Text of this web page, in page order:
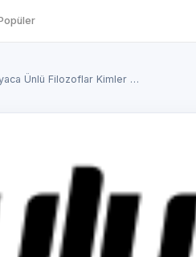
Ünlü Filozoflar Kimler …